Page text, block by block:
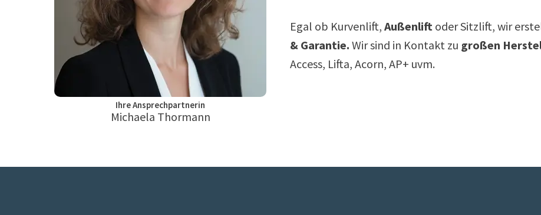
Ihre Ansprechpartnerin
Michaela Thormann
Egal ob Kurvenlift, Außenlift oder Sitzlift, wir
& Garantie. Wir sind in Kontakt zu großen
Access, Lifta, Acorn, AP+ uvm.